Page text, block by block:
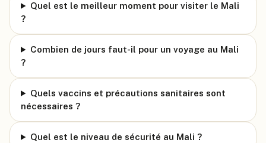
Quel est le meilleur moment pour visiter le Mali
?
Combien de jours faut-il pour un voyage au Mali
?
Quels vaccins et précautions sanitaires sont
nécessaires ?
Quel est le niveau de sécurité au Mali ?